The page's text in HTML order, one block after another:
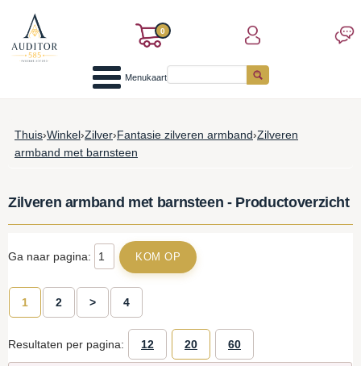
0
Menukaart
Thuis›Winkel›Zilver›Fantasie zilveren armband›Zilveren
armband met barnsteen
Zilveren armband met barnsteen - Productoverzicht
Ga naar pagina:
1 2 > 4
Resultaten per pagina: 12 20 60